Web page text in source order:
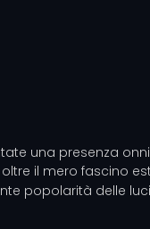
una presenza
il mero fascino
popolarità delle